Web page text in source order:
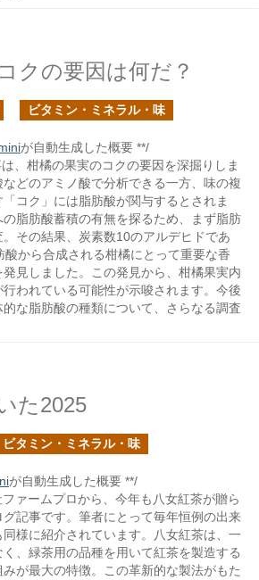
クの要因は何だ？
ビタミン・ミネラル・味
が自動生成した概要 **/
、柑橘の果実のコクの要因を深掘りしま
どのアミノ酸で分析できる一方、味の複
コク」には脂肪酸が関与するとされま
脂肪酸蓄積の有無を探るため、まず脂肪
その結果、炭素数10のアルデヒドであ
酸から合成される柑橘にとって重要な香
見しました。この発見から、柑橘果実内
われている可能性が示唆されます。今後
な脂肪酸の種類について、さらなる調査
た2025
ビタミン・ミネラル・味
が自動生成した概要 **/
ァームプロから、今年も八女紅茶が贈ら
記事です。筆者にとって毎年恒例の出来
様に紹介されています。八女紅茶は、一
、緑茶用の品種を用いて紅茶を製造する
が最大の特徴。この革新的な製法がもた